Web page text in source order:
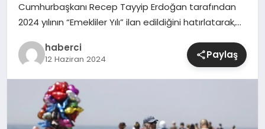
YAŞAM
Cumhurbaşkanı Recep Tayyip Erdoğan tarafından
2024 yılının “Emekliler Yılı” ilan edildiğini hatırlatarak,…
haberci
12 Haziran 2024 Paylaş